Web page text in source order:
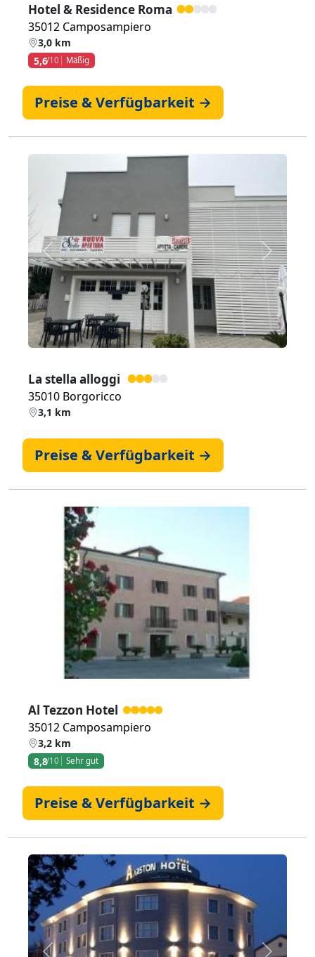
Hotel & Residence Roma
35012 Camposampiero
3,0 km
5,6/10 Mäßig
Preise & Verfügbarkeit →
Zurück Weiter
La stella alloggi
35010 Borgoricco
3,1 km
Preise & Verfügbarkeit →
Zurück
Al Tezzon Hotel
35012 Camposampiero
3,2 km
8,8/10 Sehr gut
Preise & Verfügbarkeit →